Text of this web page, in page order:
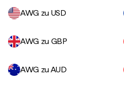
AWG zu USD
AWG zu GBP
AWG zu AUD